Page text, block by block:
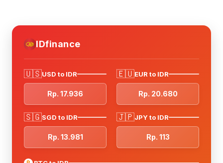
IDfinance
🇺🇸USD to IDR
Rp. 17.936
🇪🇺EUR to IDR
Rp. 20.680
🇸🇬SGD to IDR
Rp. 13.981
🇯🇵JPY to IDR
Rp. 113